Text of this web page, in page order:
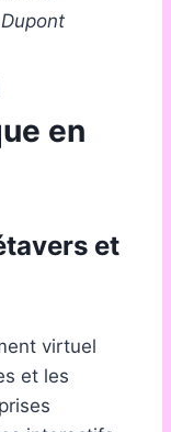
en
et
virtuel
et les